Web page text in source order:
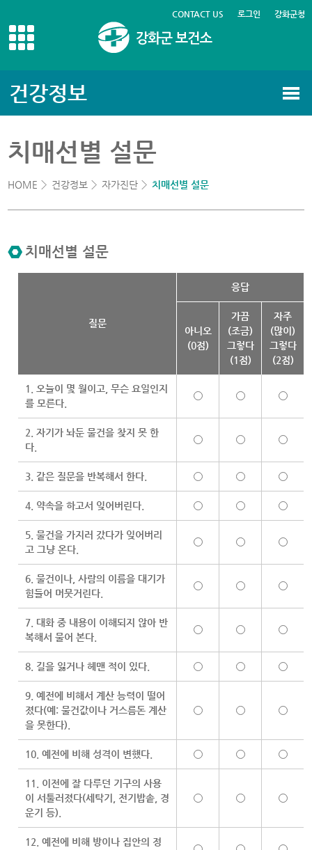
CONTACT US 로그인 강화군청
건강정보
치매선별 설문
HOME 건강정보 자가진단 치매선별 설문
치매선별 설문
질문
응답
아니오
(0점)
가끔
(조금)
그렇다
(1점)
자주
(많이)
그렇다
(2점)
1. 오늘이 몇 월이고, 무슨 요일인지
를 모른다.
2. 자기가 놔둔 물건을 찾지 못 한
다.
3. 같은 질문을 반복해서 한다.
4. 약속을 하고서 잊어버린다.
5. 물건을 가지러 갔다가 잊어버리
고 그냥 온다.
6. 물건이나, 사람의 이름을 대기가
힘들어 머뭇거린다.
7. 대화 중 내용이 이해되지 않아 반
복해서 물어 본다.
8. 길을 잃거나 헤맨 적이 있다.
9. 예전에 비해서 계산 능력이 떨어
졌다(예: 물건값이나 거스름돈 계산
을 못한다).
10. 예전에 비해 성격이 변했다.
11. 이전에 잘 다루던 기구의 사용
이 서툴러졌다(세탁기, 전기밥솥, 경
운기 등).
12. 예전에 비해 방이나 집안의 정